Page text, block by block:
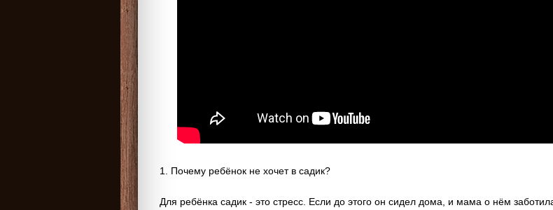
1. Почему ребёнок не хочет в садик?
Для ребёнка садик - это стресс. Если до этого он сидел дома, и мама о нём